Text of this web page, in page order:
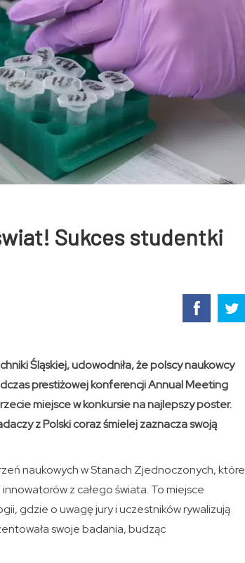
Sukces studentki
Śląskiej, udowodniła, że polscy naukowcy
prestiżowej konferencji Annual Meeting
miejsce w konkursie na najlepszy poster.
z Polski coraz śmielej zaznacza swoją
naukowych w Stanach Zjednoczonych, które
z całego świata. To miejsce
gdzie o uwagę jury i uczestników rywalizują
swoje badania, budząc